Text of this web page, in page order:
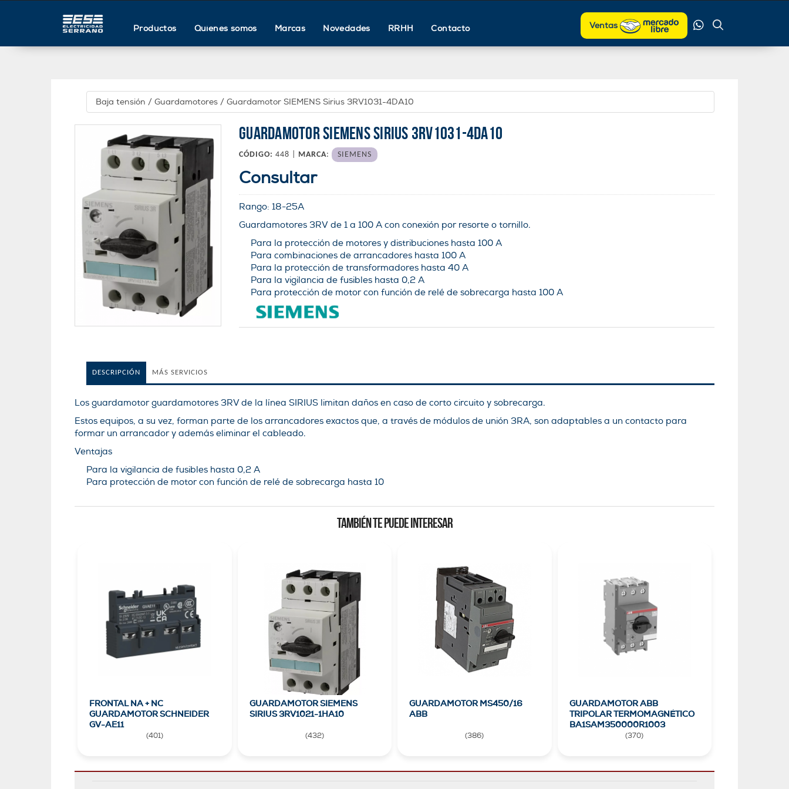
Ventas
Productos Quienes somos Marcas Novedades RRHH Contacto
Baja tensión / Guardamotores / Guardamotor SIEMENS Sirius 3RV1031-4DA10
GUARDAMOTOR SIEMENS SIRIUS 3RV1031-4DA10
CÓDIGO: 448 | MARCA: SIEMENS
Consultar
Rango: 18-25A
Guardamotores 3RV de 1 a 100 A con conexión por resorte o tornillo.
Para la protección de motores y distribuciones hasta 100 A
Para combinaciones de arrancadores hasta 100 A
Para la protección de transformadores hasta 40 A
Para la vigilancia de fusibles hasta 0,2 A
Para protección de motor con función de relé de sobrecarga hasta 100 A
DESCRIPCIÓN MÁS SERVICIOS
Los guardamotor guardamotores 3RV de la lí­nea SIRIUS limitan daños en caso de corto circuito y sobrecarga.
Estos equipos, a su vez, forman parte de los arrancadores exactos que, a través de módulos de unión 3RA, son adaptables a un contacto para
formar un arrancador y además eliminar el cableado.
Ventajas
Para la vigilancia de fusibles hasta 0,2 A
Para protección de motor con función de relé de sobrecarga hasta 10
TAMBIÉN TE PUEDE INTERESAR
FRONTAL NA + NC
GUARDAMOTOR SCHNEIDER
GV-AE11
(401)
GUARDAMOTOR SIEMENS
SIRIUS 3RV1021-1HA10
(432)
GUARDAMOTOR MS450/16
ABB
(386)
GUARDAMOTOR ABB
TRIPOLAR TERMOMAGNÉTICO
BA1SAM350000R1003
(370)